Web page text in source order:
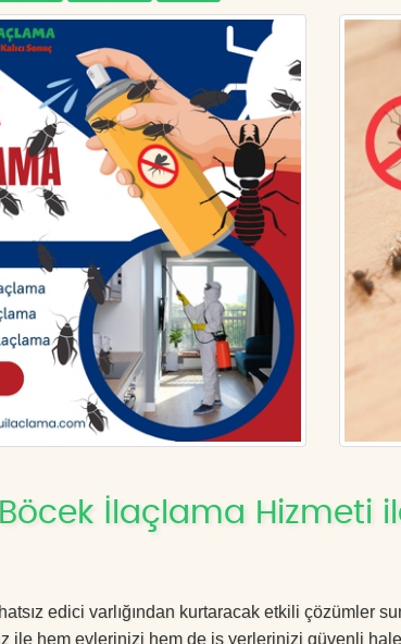
İlaçlama Hizmeti
edici varlığından kurtaracak etkili çözümler
ile hem evlerinizi hem de iş yerlerinizi güvenli